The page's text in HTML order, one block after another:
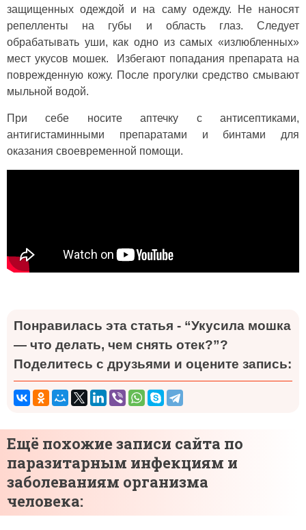
защищенных одеждой и на саму одежду. Не наносят
репелленты на губы и область глаз. Следует
обрабатывать уши, как одно из самых «излюбленных»
мест укусов мошек. Избегают попадания препарата на
поврежденную кожу. После прогулки средство смывают
мыльной водой.
При себе носите аптечку с антисептиками,
антигистаминными препаратами и бинтами для
оказания своевременной помощи.
Понравилась эта статья - “Укусила мошка
— что делать, чем снять отек?”?
Поделитесь с друзьями и оцените запись:
Ещё похожие записи сайта по
паразитарным инфекциям и
заболеваниям организма
человека: